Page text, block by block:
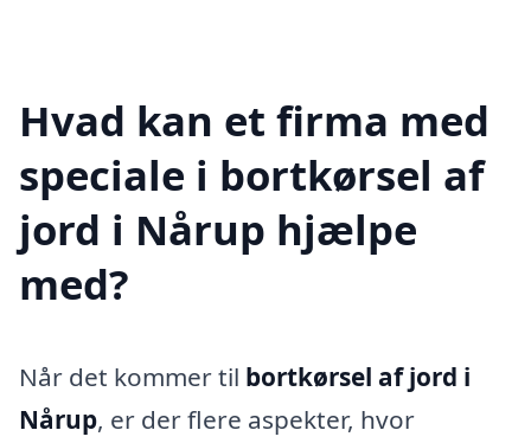
Hvad kan et firma med
speciale i bortkørsel af
jord i Nårup hjælpe
med?
Når det kommer til bortkørsel af jord i
Nårup, er der flere aspekter, hvor